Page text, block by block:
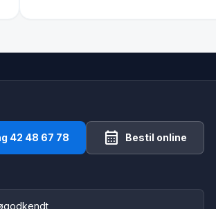
42 48 67 78 calendar_month Bestil online